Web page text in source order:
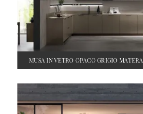
MUSA IN VETRO OPACO GRIGIO MATERA